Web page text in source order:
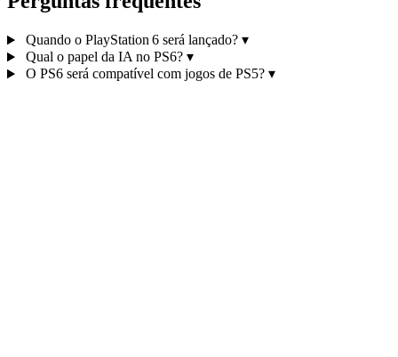
Quando o PlayStation 6 será lançado? ▾
Qual o papel da IA no PS6? ▾
O PS6 será compatível com jogos de PS5? ▾